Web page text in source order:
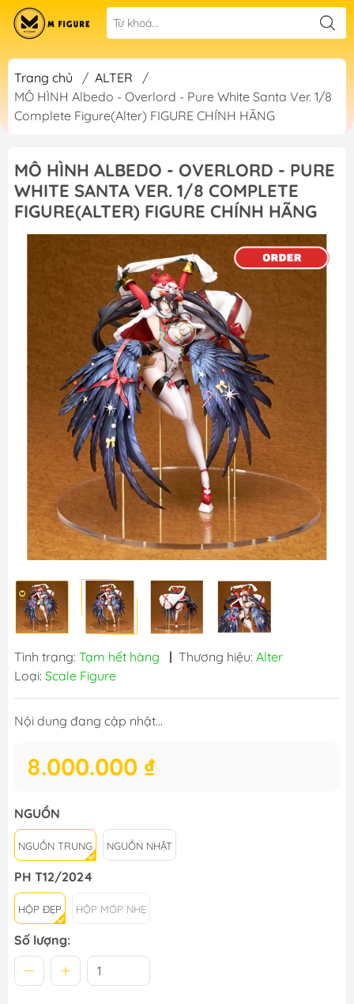
Trang chủ / ALTER
/
MÔ HÌNH Albedo - Overlord - Pure White Santa Ver. 1/8
Complete Figure(Alter) FIGURE CHÍNH HÃNG
MÔ HÌNH ALBEDO - OVERLORD - PURE
WHITE SANTA VER. 1/8 COMPLETE
FIGURE(ALTER) FIGURE CHÍNH HÃNG
Tình trạng: Tạm hết hàng | Thương hiệu: Alter
Loại: Scale Figure
Nội dung đang cập nhật...
8.000.000 ₫
NGUỒN
NGUỒN TRUNG NGUỒN NHẬT
PH T12/2024
HỘP ĐẸP HỘP MÓP NHẸ
Số lượng: